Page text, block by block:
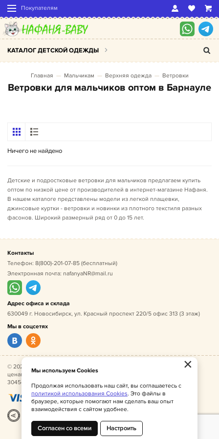
Покупателям
КАТАЛОГ ДЕТСКОЙ ОДЕЖДЫ
Главная Мальчикам Верхняя одежда Ветровки
Ветровки для мальчиков оптом в Барнауле
Ничего не найдено
Детские и подростковые ветровки для мальчиков предлагаем купить
оптом по низкой цене от производителей в интернет-магазине Нафаня.
В нашем каталоге представлены модели из легкой плащевки,
джинсовые куртки - ветровки и новинки из плотного текстиля разных
фасонов. Широкий размерный ряд от 0 до 15 лет.
Контакты
Телефон: 8(800)-201-07-85 (бесплатный)
Электронная почта: nafanyaNR@mail.ru
Адрес офиса и склада
630049 г. Новосибирск, ул. Красный проспект 220/5 офис 313 (3 этаж)
Мы в соцсетях
© 2026 Нафаня — оптовые поставки детской одежды по
ценам производителя. ИНН 541005493544, ОГРН
304541027500052.
×
Мы используем Cookies
Продолжая использовать наш сайт, вы соглашаетесь с
политикой использования Cookies. Это файлы в
браузере, которые помогают нам сделать ваш опыт
взаимодействия с сайтом удобнее.
Согласен со всеми Настроить